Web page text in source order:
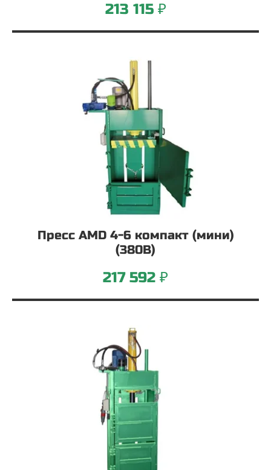
213 115 ₽
Пресс AMD 4-6 компакт (мини)
(380В)
217 592 ₽